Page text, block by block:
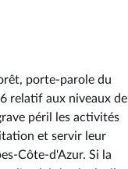
porte-parole du
relatif aux niveaux de
péril les activités
et servir leur
Côte-d'Azur. Si la